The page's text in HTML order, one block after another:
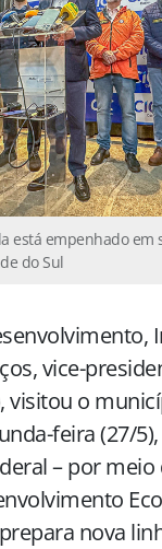
está empenhado em
do Sul
vice-
visitou o
feira (27/
– por meio
prepara nova